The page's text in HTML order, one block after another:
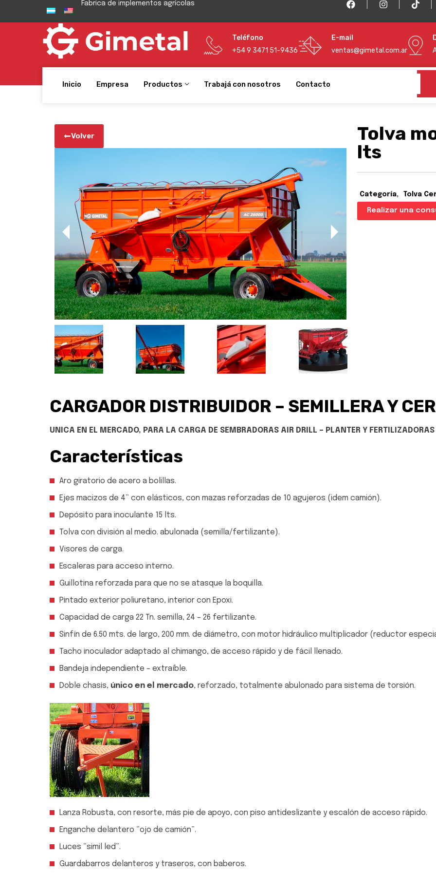
Fabrica de implementos agrícolas
Teléfono
+54 9 3471 51-9436
E-mail
ventas@gimetal.com.ar
Inicio Empresa Productos Trabajá con nosotros Contacto
Volver
Tolva
lts
Categoría Tolva
Realizar una
CARGADOR DISTRIBUIDOR – SEMILLERA Y
UNICA EN EL MERCADO, PARA LA CARGA DE SEMBRADORAS AIR DRILL – PLANTER Y
Características
Aro giratorio de acero a bolillas.
Ejes macizos de 4” con elásticos, con mazas reforzadas de 10 agujeros (idem camión).
Depósito para inoculante 15 lts.
Tolva con división al medio. abulonada (semilla/fertilizante).
Visores de carga.
Escaleras para acceso interno.
Guillotina reforzada para que no se atasque la boquilla.
Pintado exterior poliuretano, interior con Epoxi.
Capacidad de carga 22 Tn. semilla, 24 – 26 fertilizante.
Sinfín de 6.50 mts. de largo, 200 mm. de diámetro, con motor hidráulico multiplicador (reductor
Tacho inoculador adaptado al chimango, de acceso rápido y de fácil llenado.
Bandeja independiente – extraíble.
Doble chasis, único en el mercado, reforzado, totalmente abulonado para sistema de torsión.
Lanza Robusta, con resorte, más pie de apoyo, con piso antideslizante y escalón de acceso rápido.
Enganche delantero “ojo de camión”.
Luces “simil led”.
Guardabarros delanteros y traseros, con baberos.